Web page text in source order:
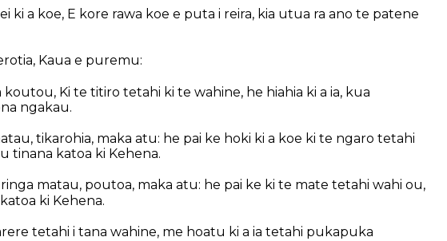
ki a koe, E kore rawa koe e puta i reira, kia utua ra ano te patene
Kaua e puremu:
Ki te titiro tetahi ki te wahine, he hiahia ki a ia, kua
ngakau.
tikarohia, maka atu: he pai ke hoki ki a koe ki te ngaro tetahi
tinana katoa ki Kehena.
matau, poutoa, maka atu: he pai ke ki te mate tetahi wahi ou,
ki Kehena.
tetahi i tana wahine, me hoatu ki a ia tetahi pukapuka